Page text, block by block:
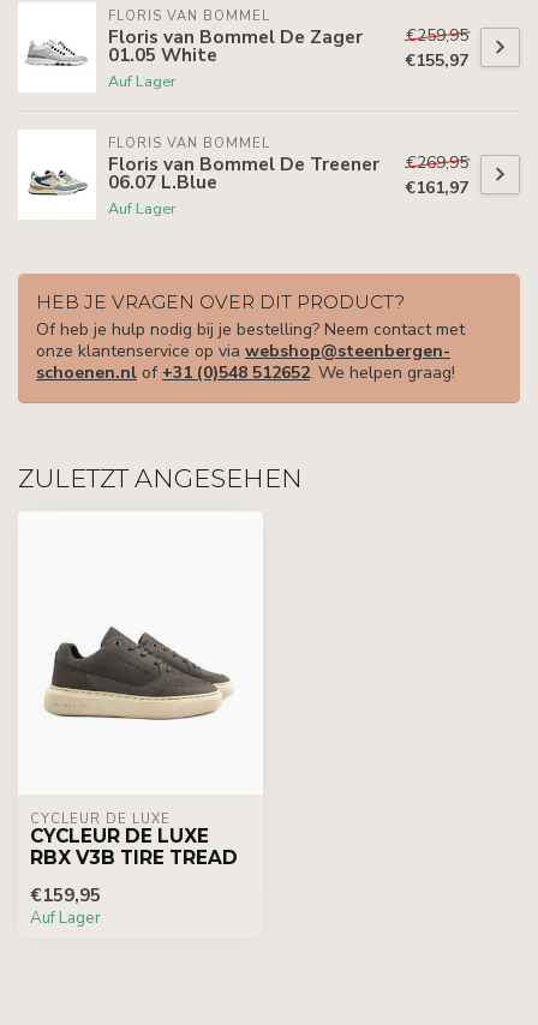
FLORIS VAN BOMMEL
Floris van Bommel De Zager
01.05 White
Auf Lager
€259,95
€155,97
FLORIS VAN BOMMEL
Floris van Bommel De Treener
06.07 L.Blue
Auf Lager
€269,95
€161,97
HEB JE VRAGEN OVER DIT PRODUCT?
Of heb je hulp nodig bij je bestelling? Neem contact met
onze klantenservice op via webshop@steenbergen-
schoenen.nl of +31 (0)548 512652. We helpen graag!
ZULETZT ANGESEHEN
CYCLEUR DE LUXE
CYCLEUR DE LUXE
RBX V3B TIRE TREAD
€159,95
Auf Lager